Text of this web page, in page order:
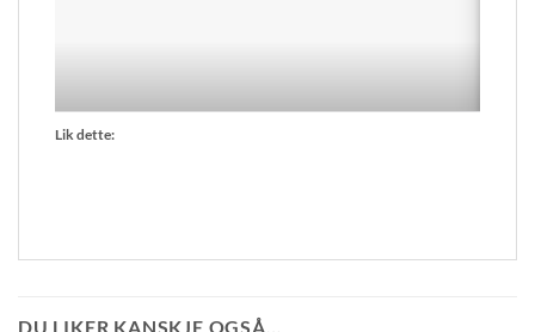
Lik dette:
DU LIKER KANSKJE OGSÅ…